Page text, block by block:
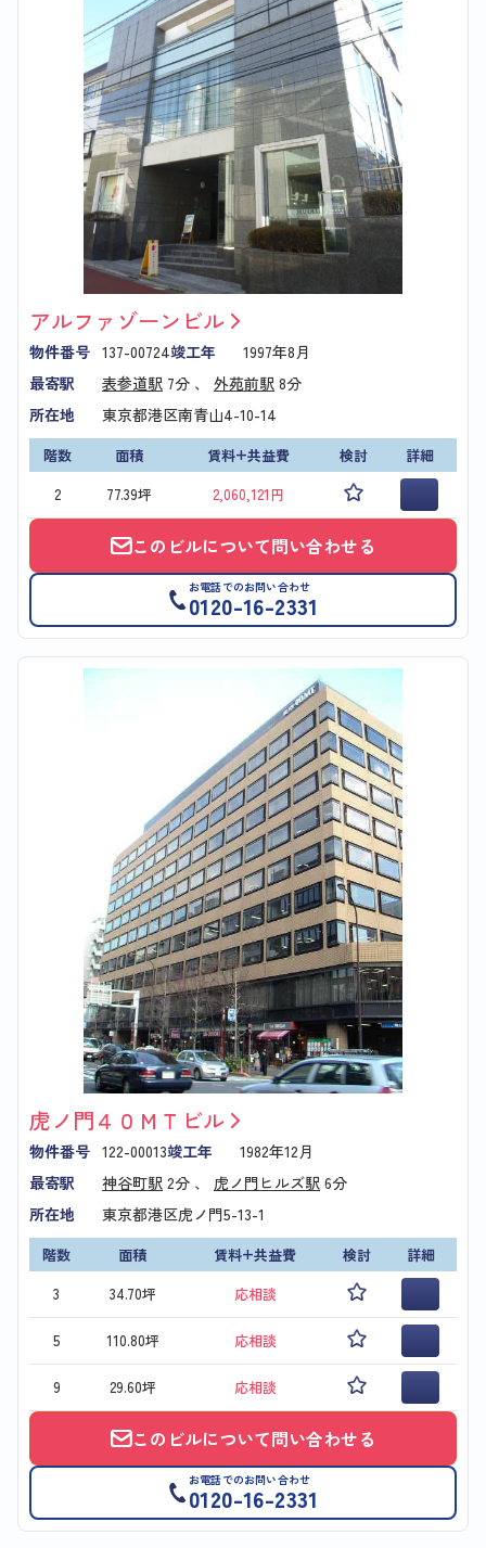
アルファゾーンビル
物件番号 137-00724竣工年
1997年8月
最寄駅
表参道駅 7分 、 外苑前駅 8分
所在地
東京都港区南青山4-10-14
階数 面積 賃料+共益費 検討
詳細
2
77.39坪 2,060,121円
このビルについて問い合わせる
お電話でのお問い合わせ
0120-16-2331
虎ノ門４０ＭＴビル
物件番号 122-00013竣工年
1982年12月
最寄駅
神谷町駅 2分 、 虎ノ門ヒルズ駅 6分
所在地
東京都港区虎ノ門5-13-1
階数 面積 賃料+共益費 検討
詳細
3
34.70坪 応相談
5 110.80坪 応相談
9 29.60坪 応相談
このビルについて問い合わせる
お電話でのお問い合わせ
0120-16-2331